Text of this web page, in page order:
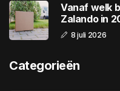
Vanaf welk
Zalando in
8 juli 2026
Categorieën